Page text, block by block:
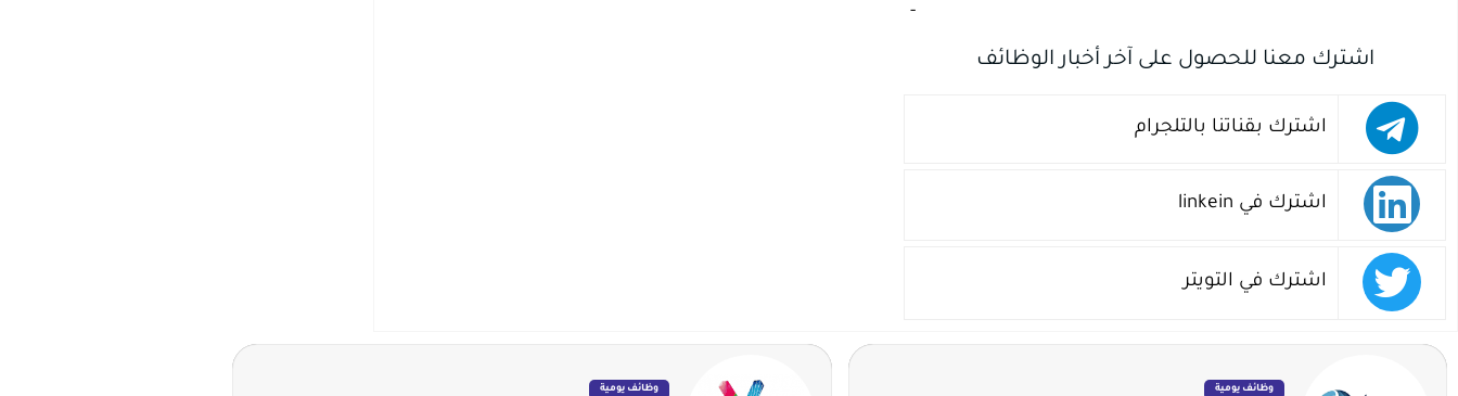
-‏
اشترك معنا للحصول على آخر أخبار الوظائف
اشترك بقناتنا بالتلجرام
اشترك في linkein
اشترك في التويتر
وظائف يومية وظائف يومية